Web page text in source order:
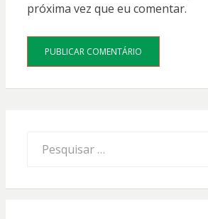
próxima vez que eu comentar.
por: